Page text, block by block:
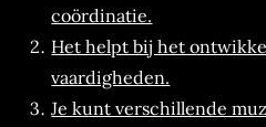
coördinatie.
Het helpt bij het
vaardigheden.
Je kunt verschillende